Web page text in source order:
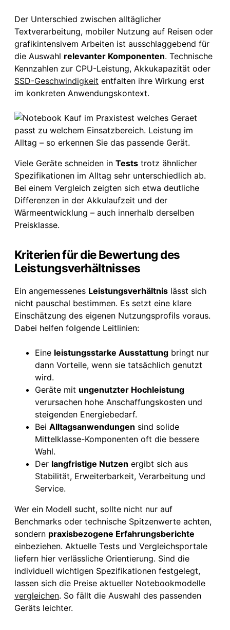
Der Unterschied zwischen alltäglicher
Textverarbeitung, mobiler Nutzung auf Reisen oder
grafikintensivem Arbeiten ist ausschlaggebend für
die Auswahl relevanter Komponenten. Technische
Kennzahlen zur CPU-Leistung, Akkukapazität oder
SSD-Geschwindigkeit entfalten ihre Wirkung erst
im konkreten Anwendungskontext.
Viele Geräte schneiden in Tests trotz ähnlicher
Spezifikationen im Alltag sehr unterschiedlich ab.
Bei einem Vergleich zeigten sich etwa deutliche
Differenzen in der Akkulaufzeit und der
Wärmeentwicklung – auch innerhalb derselben
Preisklasse.
Kriterien für die Bewertung des
Leistungsverhältnisses
Ein angemessenes Leistungsverhältnis lässt sich
nicht pauschal bestimmen. Es setzt eine klare
Einschätzung des eigenen Nutzungsprofils voraus.
Dabei helfen folgende Leitlinien:
Eine leistungsstarke Ausstattung bringt nur
dann Vorteile, wenn sie tatsächlich genutzt
wird.
Geräte mit ungenutzter Hochleistung
verursachen hohe Anschaffungskosten und
steigenden Energiebedarf.
Bei Alltagsanwendungen sind solide
Mittelklasse-Komponenten oft die bessere
Wahl.
Der langfristige Nutzen ergibt sich aus
Stabilität, Erweiterbarkeit, Verarbeitung und
Service.
Wer ein Modell sucht, sollte nicht nur auf
Benchmarks oder technische Spitzenwerte achten,
sondern praxisbezogene Erfahrungsberichte
einbeziehen. Aktuelle Tests und Vergleichsportale
liefern hier verlässliche Orientierung. Sind die
individuell wichtigen Spezifikationen festgelegt,
lassen sich die Preise aktueller Notebookmodelle
vergleichen. So fällt die Auswahl des passenden
Geräts leichter.